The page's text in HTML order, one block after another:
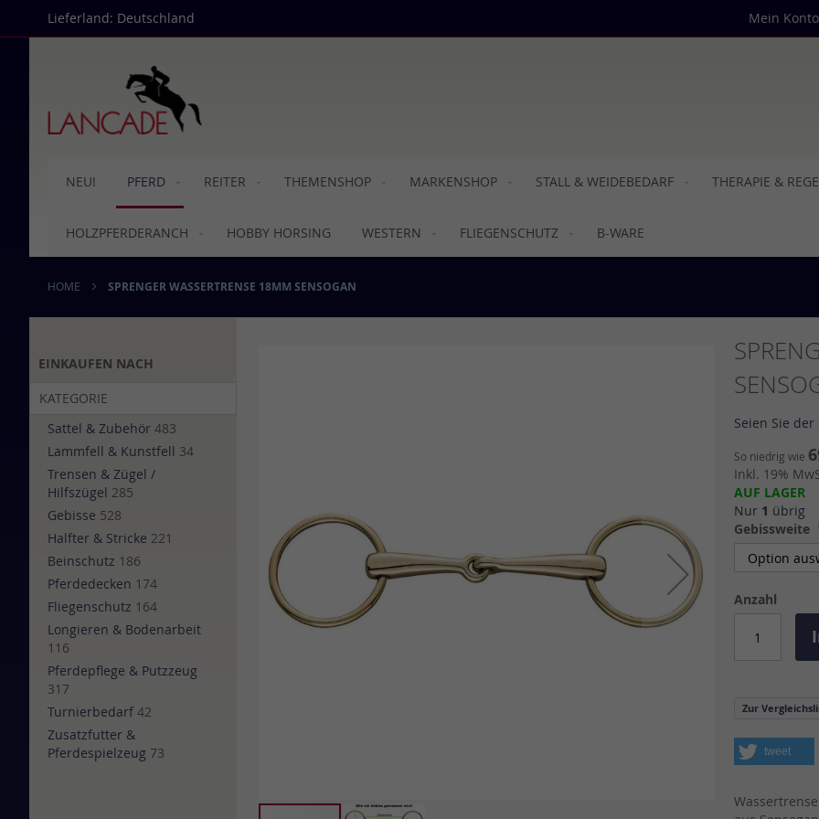
Mein Konto
Direkt
zum
Lieferland: Deutschland
NEU! PFERD REITER THEMENSHOP MARKENSHOP STALL & WEIDEBEDARF THERAPIE &
HOLZPFERDERANCH HOBBY HORSING WESTERN FLIEGENSCHUTZ B-WARE
HOME SPRENGER WASSERTRENSE 18MM SENSOGAN
Seien Sie
So niedrig wie
Inkl. 19%
AUF LAGER
Nur 1 übrig
Gebissweite
Anzahl
Zur
tweet
EINKAUFEN NACH
KATEGORIE
Sattel & Zubehör 483
Lammfell & Kunstfell 34
Trensen & Zügel /
Hilfszügel 285
Gebisse 528
Halfter & Stricke 221
Beinschutz 186
Pferdedecken 174
Fliegenschutz 164
Longieren & Bodenarbeit
116
Pferdepflege & Putzzeug
317
Turnierbedarf 42
Zusatzfutter &
Pferdespielzeug 73